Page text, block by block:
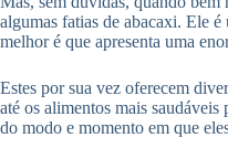
algumas fatias de abacaxi. Ele
melhor é que apresenta uma
Estes por sua vez oferecem
até os alimentos mais
do modo e momento em que